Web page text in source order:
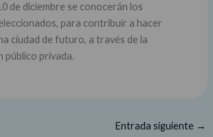
de diciembre se conocerán los
para contribuir a hacer
ciudad de futuro, a través de la
público privada.
Entrada siguiente →